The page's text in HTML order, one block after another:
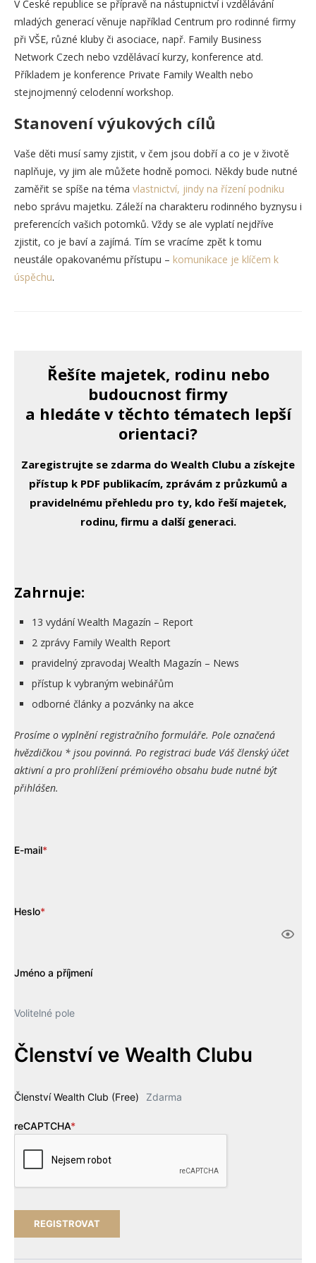
V České republice se přípravě na nástupnictví i vzdělávání
mladých generací věnuje například Centrum pro rodinné firmy
při VŠE, různé kluby či asociace, např. Family Business
Network Czech nebo vzdělávací kurzy, konference atd.
Příkladem je konference Private Family Wealth nebo
stejnojmenný celodenní workshop.
Stanovení výukových cílů
Vaše děti musí samy zjistit, v čem jsou dobří a co je v životě
naplňuje, vy jim ale můžete hodně pomoci. Někdy bude nutné
zaměřit se spíše na téma vlastnictví, jindy na řízení podniku
nebo správu majetku. Záleží na charakteru rodinného byznysu i
preferencích vašich potomků. Vždy se ale vyplatí nejdříve
zjistit, co je baví a zajímá. Tím se vracíme zpět k tomu
neustále opakovanému přístupu – komunikace je klíčem k
úspěchu.
Řešíte majetek, rodinu nebo
budoucnost firmy
a hledáte v těchto tématech lepší
orientaci?
Zaregistrujte se zdarma do Wealth Clubu a získejte
přístup k PDF publikacím, zprávám z průzkumů a
pravidelnému přehledu pro ty, kdo řeší majetek,
rodinu, firmu a další generaci.
Zahrnuje:
13 vydání Wealth Magazín – Report
2 zprávy Family Wealth Report
pravidelný zpravodaj Wealth Magazín – News
přístup k vybraným webinářům
odborné články a pozvánky na akce
Prosíme o vyplnění registračního formuláře. Pole označená
hvězdičkou * jsou povinná. Po registraci bude Váš členský účet
aktivní a pro prohlížení prémiového obsahu bude nutné být
přihlášen.
E-mail*
Heslo*
Jméno a příjmení
Volitelné pole
Členství ve Wealth Clubu
Členství Wealth Club (Free) Zdarma
reCAPTCHA*